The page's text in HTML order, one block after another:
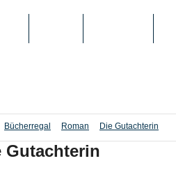
Bücherregal Roman Die Gutachterin
Gutachterin